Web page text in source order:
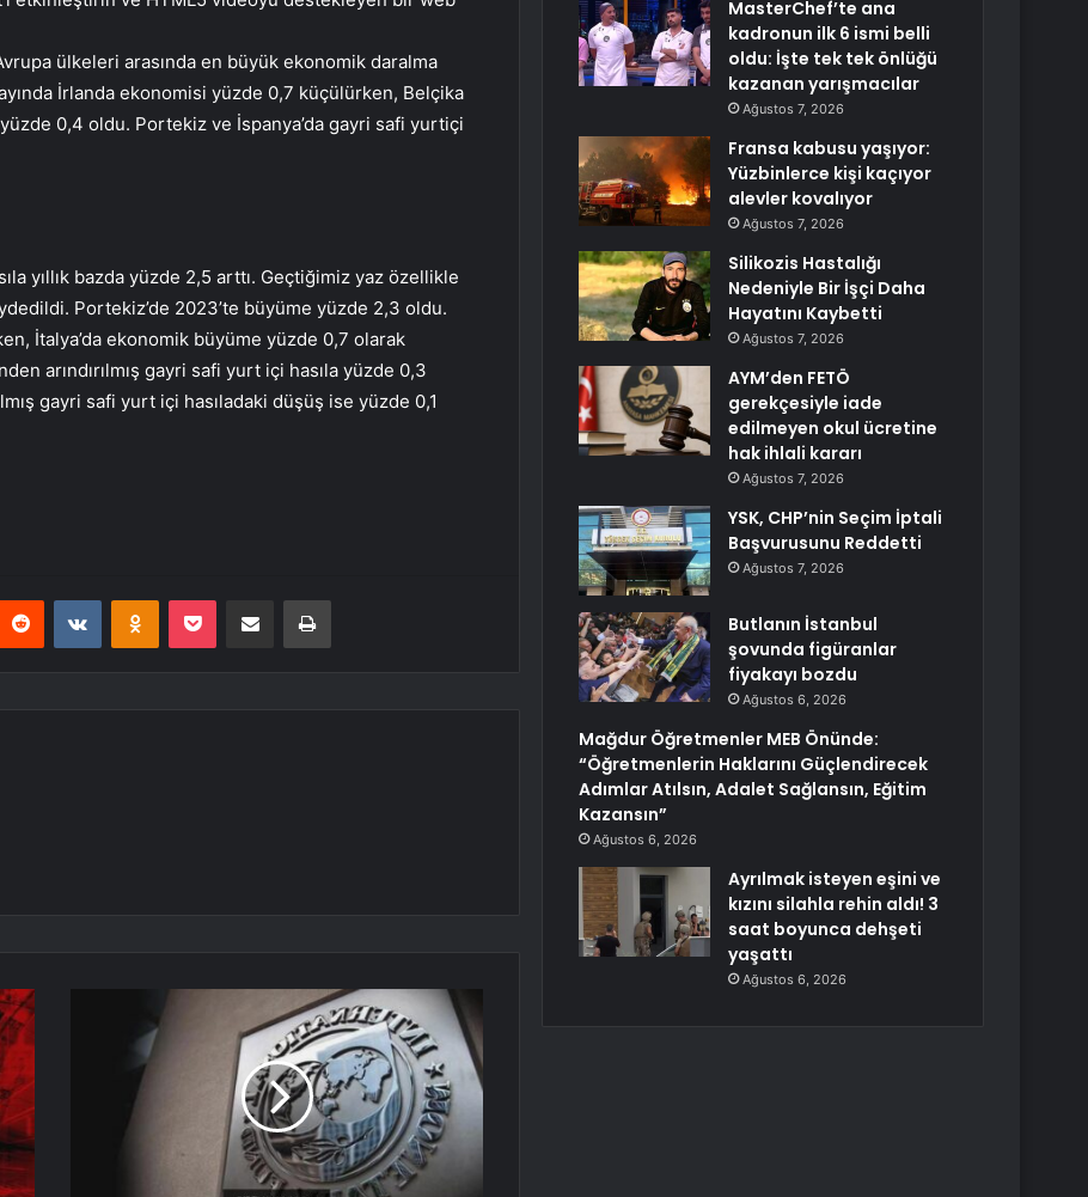
ülkeleri arasında en büyük ekonomik daralma
İrlanda ekonomisi yüzde 0,7 küçülürken, Belçika
0,4 oldu. Portekiz ve İspanya’da gayri safi yurtiçi
yıllık bazda yüzde 2,5 arttı. Geçtiğimiz yaz özellikle
Portekiz’de 2023’te büyüme yüzde 2,3 oldu.
İtalya’da ekonomik büyüme yüzde 0,7 olarak
arındırılmış gayri safi yurt içi hasıla yüzde 0,3
gayri safi yurt içi hasıladaki düşüş ise yüzde 0,1
Reddit VKontakteOdnoklassniki
Pocket E-Posta ile paylaş Yazdır
MasterChef’te ana
kadronun ilk 6 ismi belli
oldu: İşte tek tek önlüğü
kazanan yarışmacılar
Ağustos 7, 2026
Fransa kabusu yaşıyor:
Yüzbinlerce kişi kaçıyor
alevler kovalıyor
Ağustos 7, 2026
Silikozis Hastalığı
Nedeniyle Bir İşçi Daha
Hayatını Kaybetti
Ağustos 7, 2026
AYM’den FETÖ
gerekçesiyle iade
edilmeyen okul ücretine
hak ihlali kararı
Ağustos 7, 2026
YSK, CHP’nin Seçim İptali
Başvurusunu Reddetti
Ağustos 7, 2026
Butlanın İstanbul
şovunda figüranlar
fiyakayı bozdu
Ağustos 6, 2026
Mağdur Öğretmenler MEB Önünde:
“Öğretmenlerin Haklarını Güçlendirecek
Adımlar Atılsın, Adalet Sağlansın, Eğitim
Kazansın”
Ağustos 6, 2026
Ayrılmak isteyen eşini ve
kızını silahla rehin aldı! 3
saat boyunca dehşeti
yaşattı
Ağustos 6, 2026